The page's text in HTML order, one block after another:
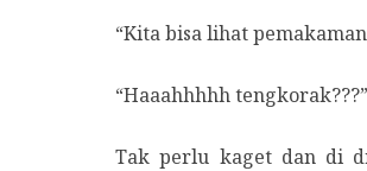
“Kita bisa lihat
“Haaahhhhh tengkorak???”
Tak perlu kaget dan di